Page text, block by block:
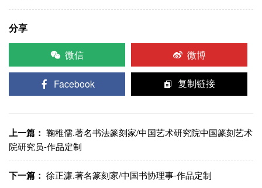
分享
微信
微博
Facebook 复制链接
上一篇： 鞠稚儒.著名书法篆刻家/中国艺术研究院中国篆刻艺术
院研究员-作品定制
下一篇： 徐正濂.著名篆刻家/中国书协理事-作品定制